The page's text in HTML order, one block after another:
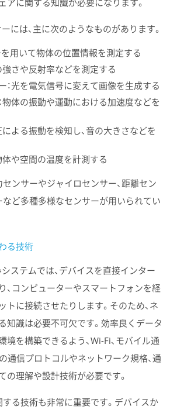
には、主に次のようなものがあります。
を用いて物体の位置情報を測定する
強さや反射率などを測定する
：光を電気信号に変えて画像を生成する
物体の振動や運動における加速度などを
による振動を検知し、音の大きさなどを
体や空間の温度を計測する
センサーやジャイロセンサー、距離セン
など多種多様なセンサーが用いられてい
る技術
ステムでは、デバイスを直接インター
、コンピューターやスマートフォンを経
トに接続させたりします。そのため、ネ
知識は必要不可欠です。効率良くデータ
境を構築できるよう、Wi-Fi、モバイル通
通信プロトコルやネットワーク規格、通
の理解や設計技術が必要です。
する技術も非常に重要です。デバイスか